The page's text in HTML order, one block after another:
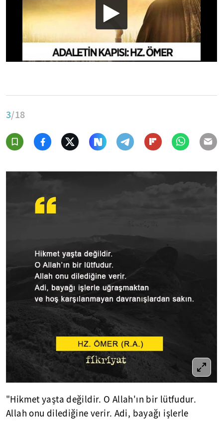
3/18
"Hikmet yaşta değildir. O Allah'ın bir lütfudur.
Allah onu dilediğine verir. Adi, bayağı işlerle